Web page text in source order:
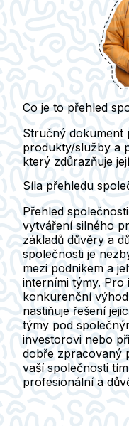
Co je to přehled
Stručný dokument
produkty/služby a
který zdůrazňuje
Síla přehledu
Přehled
vytváření silného
základů důvěry a
společnosti je
mezi podnikem a
interními týmy. Pro
konkurenční
nastiňuje řešení
týmy pod
investorovi nebo
dobře zpracovaný
vaší společnosti
profesionální a